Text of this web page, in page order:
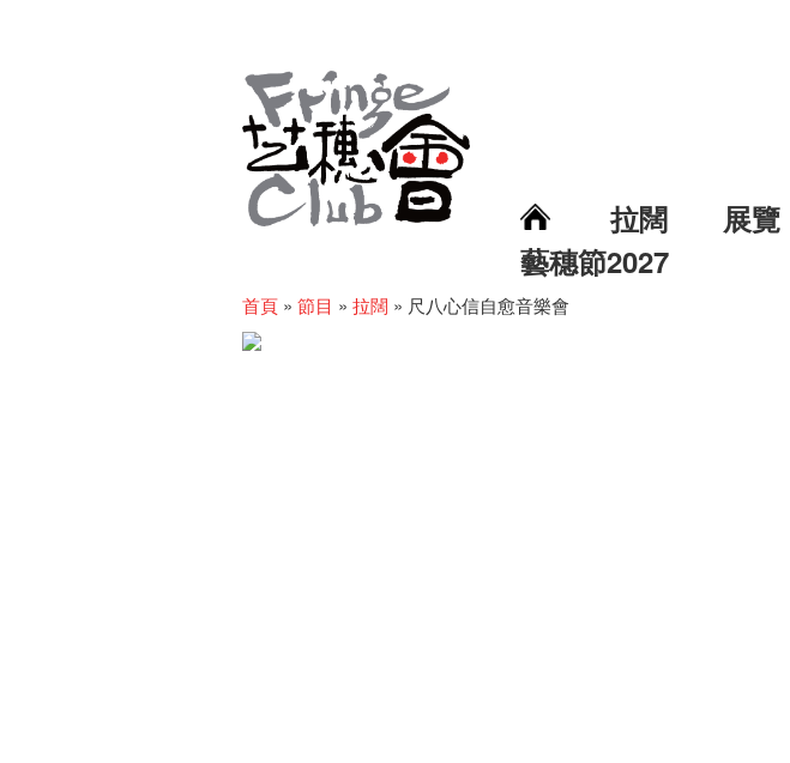
拉闊 展覽
藝穗節2027
首頁 » 節目 » 拉闊 » 尺八心信自愈音樂會